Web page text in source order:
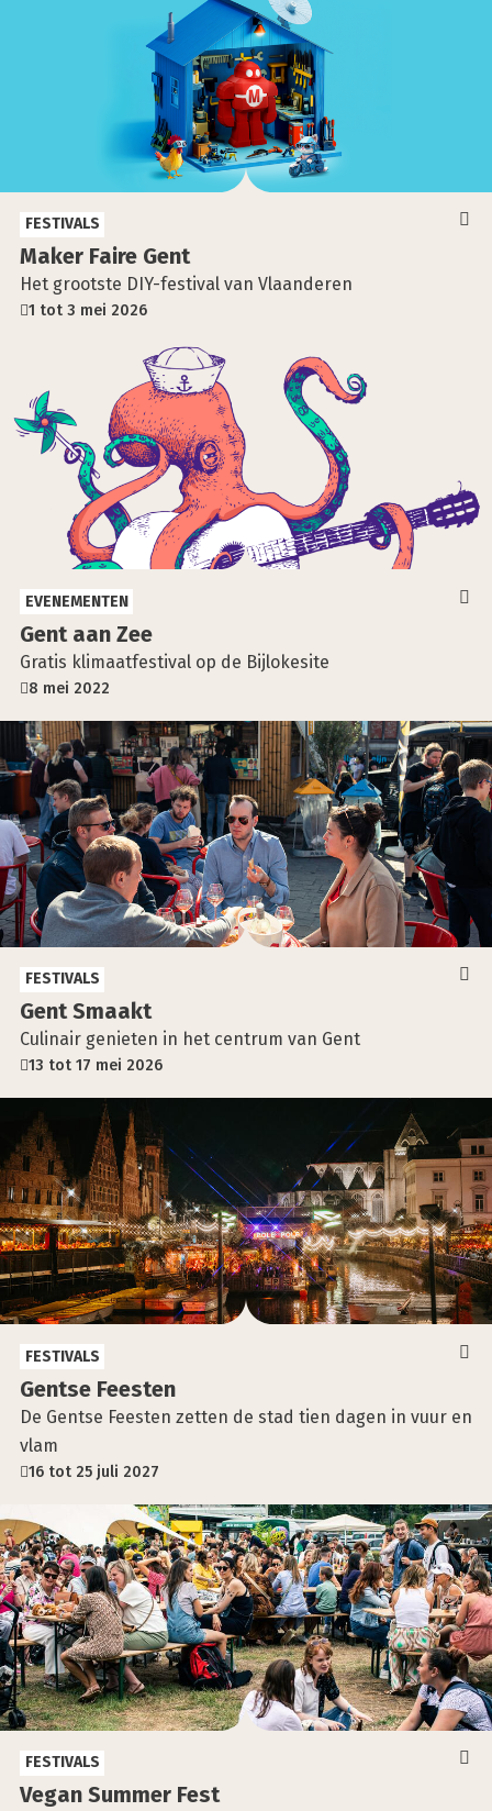
Maker Fai­re Gent
Het grootste DIY-festival van Vlaanderen
1 tot 3 mei 2026
FESTIVALS
Gent aan Zee
Gratis klimaatfestival op de Bijlokesite
8 mei 2022
EVENEMENTEN
Gent Smaakt
Culinair genieten in het centrum van Gent
13 tot 17 mei 2026
FESTIVALS
Gent­se Fees­ten
De Gentse Feesten zetten de stad tien dagen in vuur en
vlam
16 tot 25 juli 2027
FESTIVALS
Vegan Sum­mer Fest
FESTIVALS